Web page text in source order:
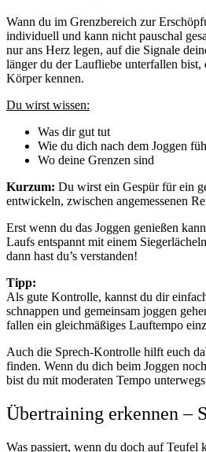
Wann du im Grenzbereich zur
individuell und kann nicht pauschal
nur ans Herz legen, auf die Signale
länger du der Laufliebe unterfallen bist,
Körper kennen.
Du wirst wissen:
Was dir gut tut
Wie du dich nach dem Joggen
Wo deine Grenzen sind
Kurzum: Du wirst ein Gespür für ein
entwickeln, zwischen angemessenen
Erst wenn du das Joggen genießen
Laufs entspannt mit einem
dann hast du’s verstanden!
Tipp:
Als gute Kontrolle, kannst du dir
schnappen und gemeinsam joggen
fallen ein gleichmäßiges Lauftempo
Auch die Sprech-Kontrolle hilft euch
finden. Wenn du dich beim Joggen
bist du mit moderaten Tempo
Übertraining erkennen –
Was passiert, wenn du doch auf Teufel